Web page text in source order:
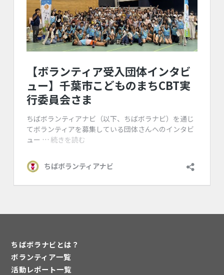
ちばボラナビとは？
ボランティア一覧
活動レポート一覧